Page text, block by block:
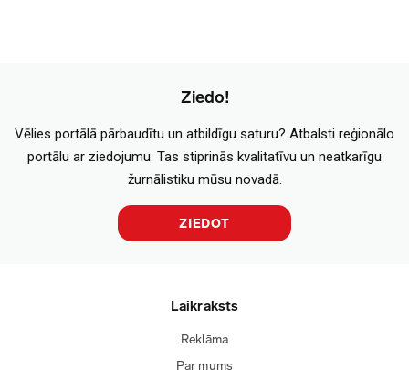
Ziedo!
Vēlies portālā pārbaudītu un atbildīgu saturu? Atbalsti reģionālo
portālu ar ziedojumu. Tas stiprinās kvalitatīvu un neatkarīgu
žurnālistiku mūsu novadā.
ZIEDOT
Laikraksts
Reklāma
Par mums